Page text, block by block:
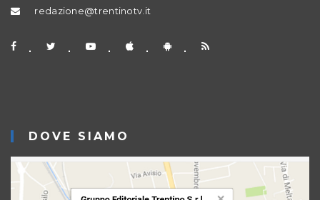
redazione@trentinotv.it
DOVE SIAMO